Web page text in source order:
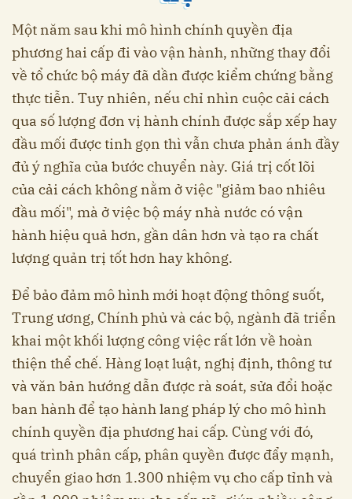
Một năm sau khi mô hình chính quyền địa
phương hai cấp đi vào vận hành, những thay đổi
về tổ chức bộ máy đã dần được kiểm chứng bằng
thực tiễn. Tuy nhiên, nếu chỉ nhìn cuộc cải cách
qua số lượng đơn vị hành chính được sắp xếp hay
đầu mối được tinh gọn thì vẫn chưa phản ánh đầy
đủ ý nghĩa của bước chuyển này. Giá trị cốt lõi
của cải cách không nằm ở việc "giảm bao nhiêu
đầu mối", mà ở việc bộ máy nhà nước có vận
hành hiệu quả hơn, gần dân hơn và tạo ra chất
lượng quản trị tốt hơn hay không.
Để bảo đảm mô hình mới hoạt động thông suốt,
Trung ương, Chính phủ và các bộ, ngành đã triển
khai một khối lượng công việc rất lớn về hoàn
thiện thể chế. Hàng loạt luật, nghị định, thông tư
và văn bản hướng dẫn được rà soát, sửa đổi hoặc
ban hành để tạo hành lang pháp lý cho mô hình
chính quyền địa phương hai cấp. Cùng với đó,
quá trình phân cấp, phân quyền được đẩy mạnh,
chuyển giao hơn 1.300 nhiệm vụ cho cấp tỉnh và